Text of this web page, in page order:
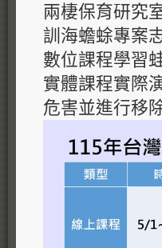
兩棲保育研究
訓海蟾蜍專案
數位課程學習
實體課程實際
危害並進行移